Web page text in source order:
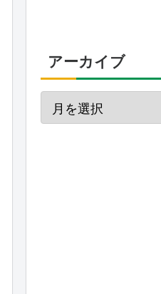
アーカイブ